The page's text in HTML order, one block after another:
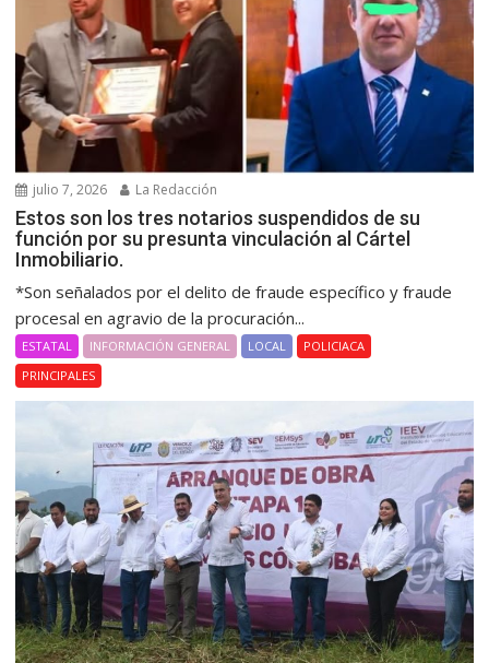
julio 7, 2026 La Redacción
Estos son los tres notarios suspendidos de su
función por su presunta vinculación al Cártel
Inmobiliario.
*Son señalados por el delito de fraude específico y fraude
procesal en agravio de la procuración...
ESTATAL INFORMACIÓN GENERAL LOCAL
POLICIACA
PRINCIPALES